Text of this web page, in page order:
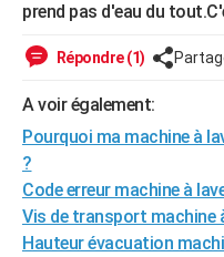
Guides de France
Escapades
Patrimoine
Expositions
Musées
Week-end nature
LIFESTYLE
Art de vivre
Bien-être
Loisirs
Mode
Modes de vie
SANTE
Alimentation
Guide de la santé
Maladies
Médicaments
Sommeil
VOYAGE
Destinations
City break
Voyage nature
Voyage de noces
PHOTO
GUIDES D'ACHAT
BONS PLANS
prend pas d'eau du
Répondre (1)
A voir également:
Pourquoi ma machine à
?
Code erreur machine à
Vis de transport machine
Hauteur évacuation